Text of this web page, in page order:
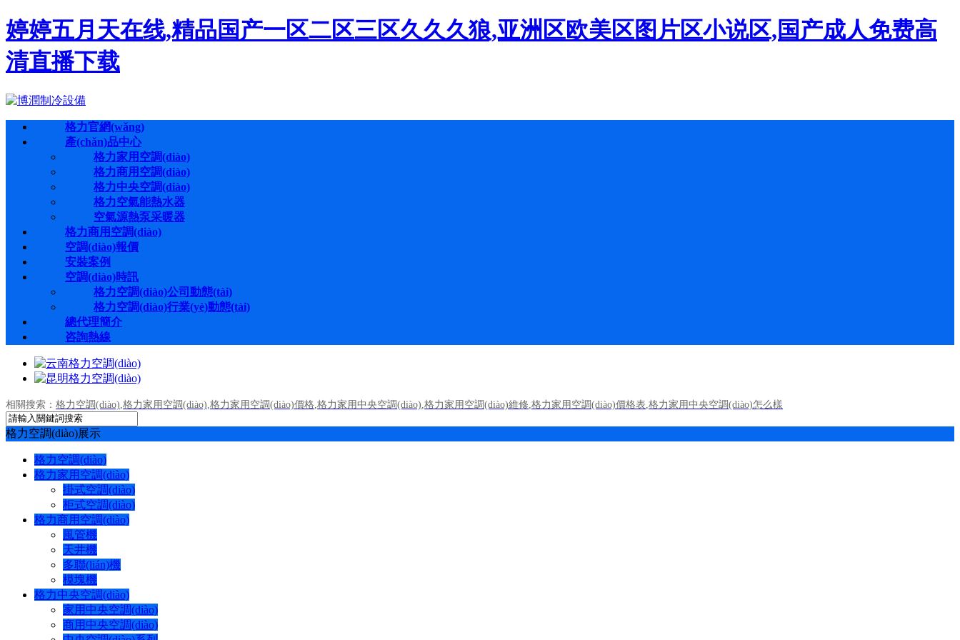
婷婷五月天在线,精品国产一区二区三区久久久狼,亚洲区欧美区图片区小说区,国产成人免费高
清直播下载
格力官網(wǎng)
產(chǎn)品中心
格力家用空調(diào)
格力商用空調(diào)
格力中央空調(diào)
格力空氣能熱水器
空氣源熱泵采暖器
格力商用空調(diào)
空調(diào)報價
安裝案例
空調(diào)時訊
格力空調(diào)公司動態(tài)
格力空調(diào)行業(yè)動態(tài)
總代理簡介
咨詢熱線
相關搜索： 格力空調(diào) 格力家用空調(diào) 格力家用空調(diào)價格 格力家用中央空調(diào) 格力家用空調(diào)維修 格力家用空調(diào)價格表 格力家用中央空調(diào)怎么樣
格力空調(diào)展示
格力空調(diào)
格力家用空調(diào)
掛式空調(diào)
柜式空調(diào)
格力商用空調(diào)
風管機
天井機
多聯(lián)機
模塊機
格力中央空調(diào)
家用中央空調(diào)
商用中央空調(diào)